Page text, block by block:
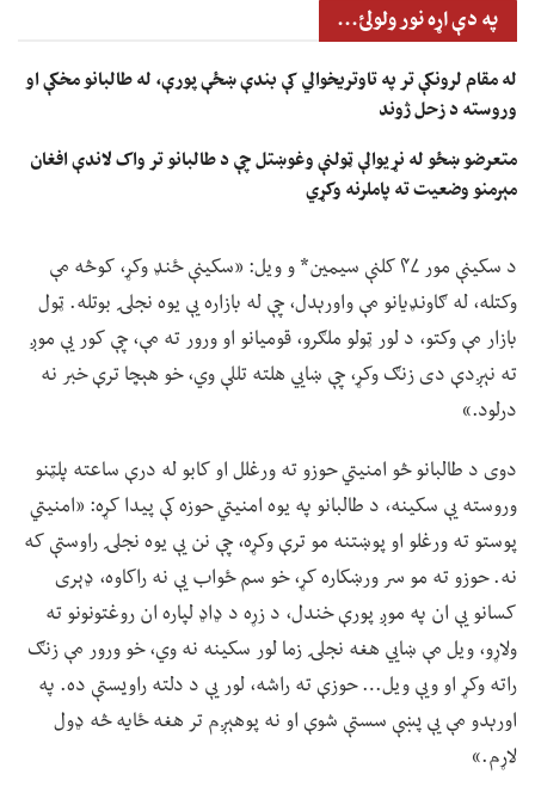
په دې اړه نور ولولئ...
له مقام لرونکې تر په تاوتریخوالي کې بندې ښځې پورې، له طالبانو مخکې او
وروسته د زحل ژوند
متعرضو ښځو له نړیوالې ټولنې وغوښتل چې د طالبانو تر واک لاندې افغان
مېرمنو وضعیت ته پاملرنه وکړي
د سکینې مور ۴۷ کلنې سیمین* و ویل: «سکینې ځنډ وکړ، کوڅه مې
وکتله، له ګاونډیانو مې واورېدل، چې له بازاره یې یوه نجلۍ بوتله. ټول
بازار مې وکتو، د لور ټولو ملګرو، قومیانو او ورور ته مې، چې کور یې موږ
ته نېږدې دی زنګ وکړ، چې ښايي هلته تللې وي، خو هېچا ترې خبر نه
درلود.»
دوی د طالبانو څو امنیتي حوزو ته ورغلل او کابو له درې ساعته پلټنو
وروسته یې سکینه، د طالبانو په یوه امنیتي حوزه کې پیدا کړه: «امنیتي
پوستو ته ورغلو او پوښتنه مو ترې وکړه، چې نن یې یوه نجلۍ راوستې که
نه. حوزو ته مو سر ورښکاره کړ، خو سم ځواب یې نه راکاوه، ډېری
کسانو یې ان په موږ پورې خندل، د زړه د ډاډ لپاره ان روغتونونو ته
ولاړو، ویل مې ښايي هغه نجلۍ زما لور سکینه نه وي، خو ورور مې زنګ
راته وکړ او ویې ویل… حوزې ته راشه، لور یې د دلته راویستې ده. په
اورېدو مې یې پښې سستې شوې او نه پوهېږم تر هغه ځایه څه ډول
لاړم.»